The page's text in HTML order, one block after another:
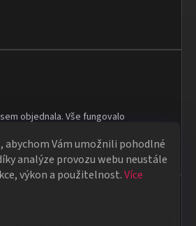
abychom Vám umožnili pohodlné
analýze provozu webu neustále
výkon a použitelnost.Více
objednala. Vše fungovalo
dorazila po 4 dnech, takže